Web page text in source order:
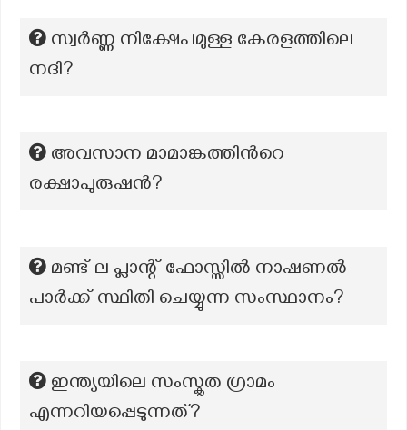
സ്വര്‍ണ്ണ നിക്ഷേപമുള്ള കേരളത്തിലെ
നദി?
അവസാന മാമാങ്കത്തിന്‍റെ
രക്ഷാപുരുഷൻ?
മണ്ട് ല പ്ലാന്റ് ഫോസ്സിൽ നാഷണൽ
പാർക്ക് സ്ഥിതി ചെയ്യുന്ന സംസ്ഥാനം?
ഇന്ത്യയിലെ സംസ്കൃത ഗ്രാമം
എന്നറിയപ്പെടുന്നത്?